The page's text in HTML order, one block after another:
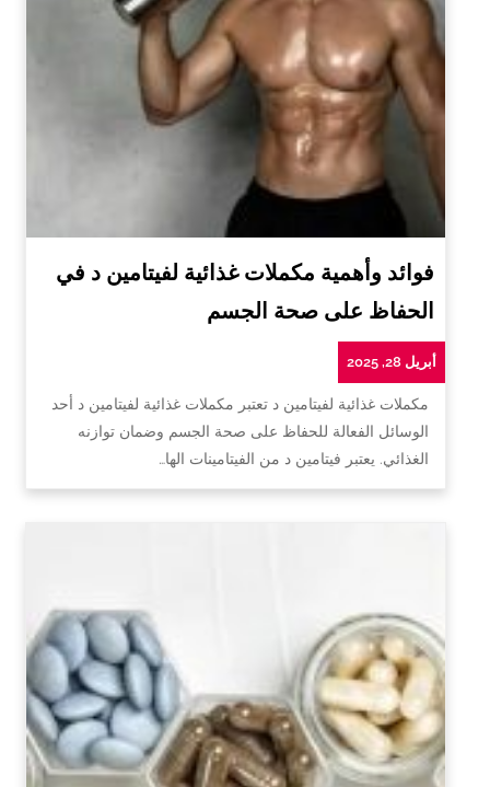
فوائد وأهمية مكملات غذائية لفيتامين د في
الحفاظ على صحة الجسم
أبريل 28, 2025
مكملات غذائية لفيتامين د تعتبر مكملات غذائية لفيتامين د أحد
الوسائل الفعالة للحفاظ على صحة الجسم وضمان توازنه
الغذائي. يعتبر فيتامين د من الفيتامينات الها…